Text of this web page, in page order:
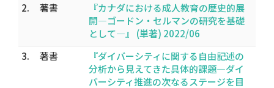
2.
著書
『カナダにおける成人教育の歴史的展
開―ゴードン・セルマンの研究を基礎
として―』 (単著) 2022/06
3.
著書
『ダイバーシティに関する自由記述の
分析から見えてきた具体的課題―ダイ
バーシティ推進の次なるステージを目